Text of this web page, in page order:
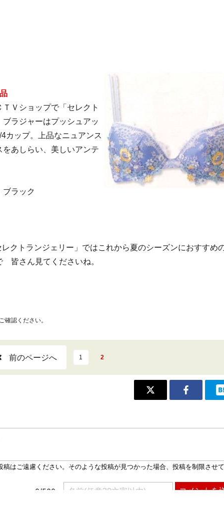
Ｖショップで「セレクト
ラジャーはプッシュアッ
カップ。上品なニュアンス
あしらい、美しいアンテ
ラック
クトランジェリー」ではこれから夏のシーズンにおすすめ
皆さん見てくださいね。
認ください。
前のページへ 1 2